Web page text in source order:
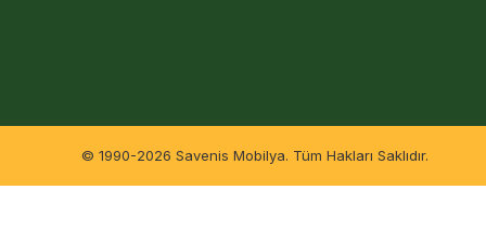
© 1990-2026 Savenis Mobilya. Tüm Hakları Saklıdır.